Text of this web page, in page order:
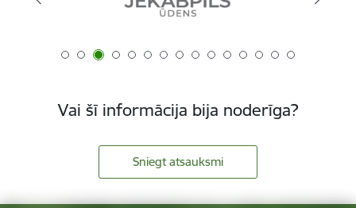
Vai šī informācija bija noderīga?
Sniegt atsauksmi